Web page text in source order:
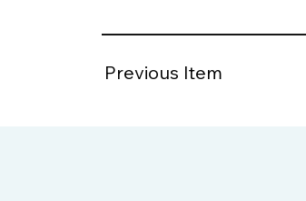
Previous Item